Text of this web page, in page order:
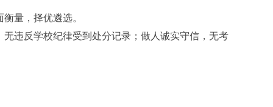
量，择优遴选。
反学校纪律受到处分记录；做人诚实守信，无考